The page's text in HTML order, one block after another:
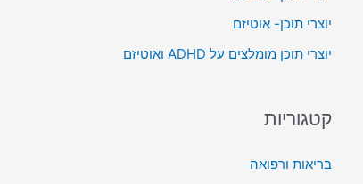
o
:
יוצרי תוכן- אוטיזם
יוצרי תוכן מומלצים על ADHD ואוטיזם
קטגוריות
בריאות ורפואה